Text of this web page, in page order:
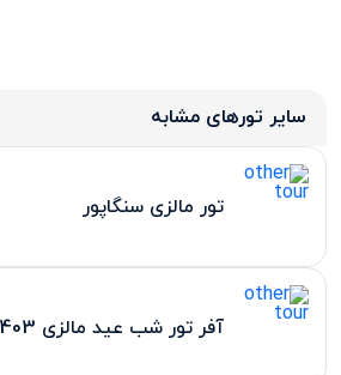
سایر تورهای مشابه
تور مالزی سنگاپور
آفر تور شب عید مالزی 1403